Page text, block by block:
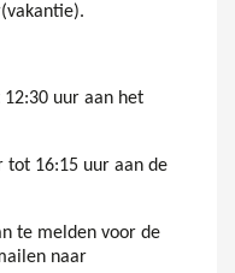
uur aan het
tot 16:15 uur aan de
te melden voor de
naar